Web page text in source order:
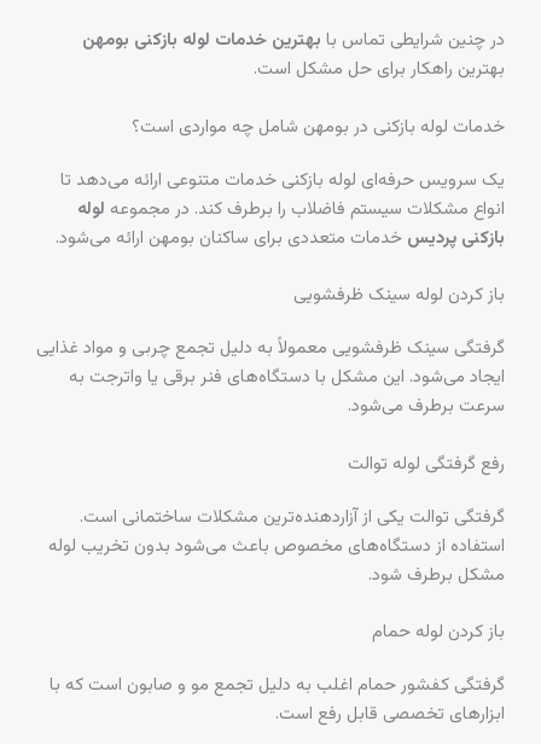
در چنین شرایطی تماس با بهترین خدمات لوله بازکنی بومهن
بهترین راهکار برای حل مشکل است.
خدمات لوله بازکنی در بومهن شامل چه مواردی است؟
یک سرویس حرفه‌ای لوله بازکنی خدمات متنوعی ارائه می‌دهد تا
انواع مشکلات سیستم فاضلاب را برطرف کند. در مجموعه لوله
بازکنی پردیس خدمات متعددی برای ساکنان بومهن ارائه می‌شود.
باز کردن لوله سینک ظرفشویی
گرفتگی سینک ظرفشویی معمولاً به دلیل تجمع چربی و مواد غذایی
ایجاد می‌شود. این مشکل با دستگاه‌های فنر برقی یا واترجت به
سرعت برطرف می‌شود.
رفع گرفتگی لوله توالت
گرفتگی توالت یکی از آزاردهنده‌ترین مشکلات ساختمانی است.
استفاده از دستگاه‌های مخصوص باعث می‌شود بدون تخریب لوله
مشکل برطرف شود.
باز کردن لوله حمام
گرفتگی کفشور حمام اغلب به دلیل تجمع مو و صابون است که با
ابزارهای تخصصی قابل رفع است.